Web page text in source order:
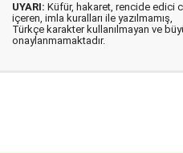
UYARI: Küfür, hakaret, rencide edici
içeren, imla kuralları ile yazılmamış,
Türkçe karakter kullanılmayan ve
onaylanmamaktadır.